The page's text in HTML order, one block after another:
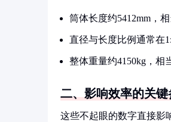
筒体长度约5412mm，
直径与长度比例通常在
整体重量约4150kg，相
二、影响效率的关键
这些不起眼的数字直接影